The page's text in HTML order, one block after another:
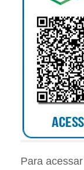
Para acessar